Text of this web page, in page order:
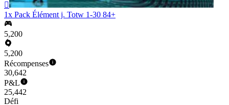

1x Pack Élément j. Totw 1-30 84+
5,200
5,200
Récompenses
30,642
P&L
25,442
Défi